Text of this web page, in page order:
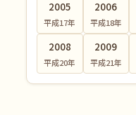
2005
平成17年
2006
平成18年
2008
平成20年
2009
平成21年